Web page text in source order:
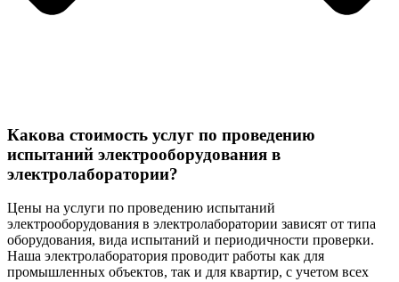
Какова стоимость услуг по проведению
испытаний электрооборудования в
электролаборатории?
Цены на услуги по проведению испытаний
электрооборудования в электролаборатории зависят от типа
оборудования, вида испытаний и периодичности проверки.
Наша электролаборатория проводит работы как для
промышленных объектов, так и для квартир, с учетом всех